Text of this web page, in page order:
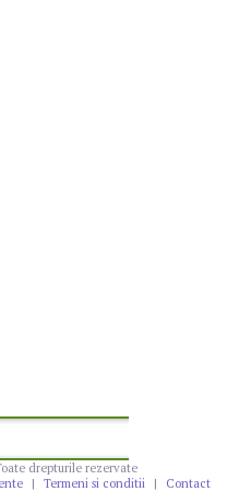
drepturile rezervate
| Termeni si conditii | Contact